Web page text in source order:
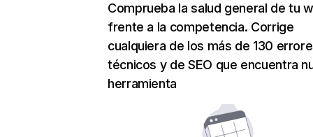
Comprueba la salud general de tu
frente a la competencia. Corrige
cualquiera de los más de 130
técnicos y de SEO que encuentra
herramienta